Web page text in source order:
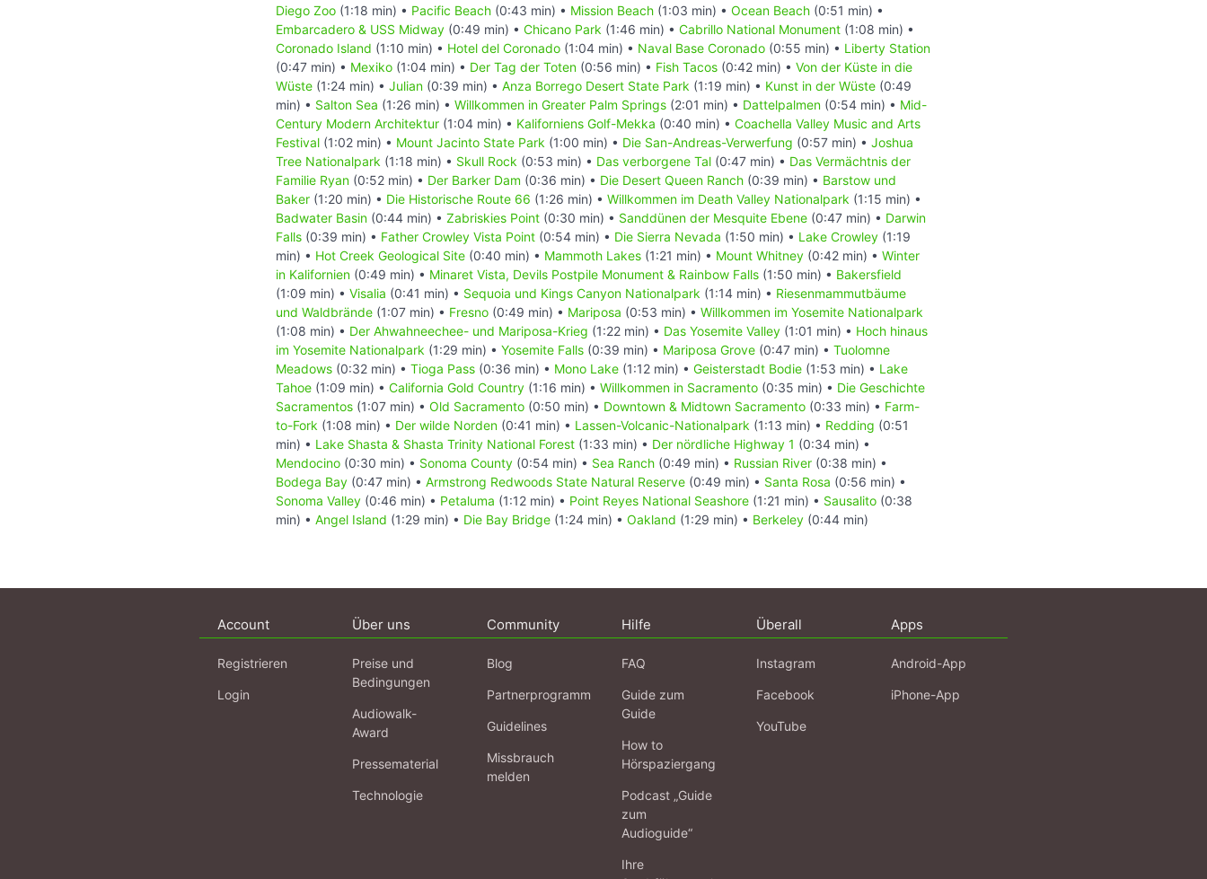
Diego Zoo (1:18 min) • Pacific Beach (0:43 min) • Mission Beach (1:03 min) • Ocean Beach (0:51 min) •
Embarcadero & USS Midway (0:49 min) • Chicano Park (1:46 min) • Cabrillo National Monument (1:08 min) •
Coronado Island (1:10 min) • Hotel del Coronado (1:04 min) • Naval Base Coronado (0:55 min) • Liberty Station
(0:47 min) • Mexiko (1:04 min) • Der Tag der Toten (0:56 min) • Fish Tacos (0:42 min) • Von der Küste in die
Wüste (1:24 min) • Julian (0:39 min) • Anza Borrego Desert State Park (1:19 min) • Kunst in der Wüste (0:49
min) • Salton Sea (1:26 min) • Willkommen in Greater Palm Springs (2:01 min) • Dattelpalmen (0:54 min) • Mid-
Century Modern Architektur (1:04 min) • Kaliforniens Golf-Mekka (0:40 min) • Coachella Valley Music and Arts
Festival (1:02 min) • Mount Jacinto State Park (1:00 min) • Die San-Andreas-Verwerfung (0:57 min) • Joshua
Tree Nationalpark (1:18 min) • Skull Rock (0:53 min) • Das verborgene Tal (0:47 min) • Das Vermächtnis der
Familie Ryan (0:52 min) • Der Barker Dam (0:36 min) • Die Desert Queen Ranch (0:39 min) • Barstow und
Baker (1:20 min) • Die Historische Route 66 (1:26 min) • Willkommen im Death Valley Nationalpark (1:15 min) •
Badwater Basin (0:44 min) • Zabriskies Point (0:30 min) • Sanddünen der Mesquite Ebene (0:47 min) • Darwin
Falls (0:39 min) • Father Crowley Vista Point (0:54 min) • Die Sierra Nevada (1:50 min) • Lake Crowley (1:19
min) • Hot Creek Geological Site (0:40 min) • Mammoth Lakes (1:21 min) • Mount Whitney (0:42 min) • Winter
in Kalifornien (0:49 min) • Minaret Vista, Devils Postpile Monument & Rainbow Falls (1:50 min) • Bakersfield
(1:09 min) • Visalia (0:41 min) • Sequoia und Kings Canyon Nationalpark (1:14 min) • Riesenmammutbäume
und Waldbrände (1:07 min) • Fresno (0:49 min) • Mariposa (0:53 min) • Willkommen im Yosemite Nationalpark
(1:08 min) • Der Ahwahneechee- und Mariposa-Krieg (1:22 min) • Das Yosemite Valley (1:01 min) • Hoch hinaus
im Yosemite Nationalpark (1:29 min) • Yosemite Falls (0:39 min) • Mariposa Grove (0:47 min) • Tuolomne
Meadows (0:32 min) • Tioga Pass (0:36 min) • Mono Lake (1:12 min) • Geisterstadt Bodie (1:53 min) • Lake
Tahoe (1:09 min) • California Gold Country (1:16 min) • Willkommen in Sacramento (0:35 min) • Die Geschichte
Sacramentos (1:07 min) • Old Sacramento (0:50 min) • Downtown & Midtown Sacramento (0:33 min) • Farm-
to-Fork (1:08 min) • Der wilde Norden (0:41 min) • Lassen-Volcanic-Nationalpark (1:13 min) • Redding (0:51
min) • Lake Shasta & Shasta Trinity National Forest (1:33 min) • Der nördliche Highway 1 (0:34 min) •
Mendocino (0:30 min) • Sonoma County (0:54 min) • Sea Ranch (0:49 min) • Russian River (0:38 min) •
Bodega Bay (0:47 min) • Armstrong Redwoods State Natural Reserve (0:49 min) • Santa Rosa (0:56 min) •
Sonoma Valley (0:46 min) • Petaluma (1:12 min) • Point Reyes National Seashore (1:21 min) • Sausalito (0:38
min) • Angel Island (1:29 min) • Die Bay Bridge (1:24 min) • Oakland (1:29 min) • Berkeley (0:44 min)
Account
Registrieren
Login
Über uns
Preise und
Bedingungen
Audiowalk-
Award
Pressematerial
Technologie
Community
Blog
Partnerprogramm
Guidelines
Missbrauch
melden
Hilfe
FAQ
Guide zum
Guide
How to
Hörspaziergang
Podcast „Guide
zum
Audioguide“
Ihre
Überall
Instagram
Facebook
YouTube
Apps
Android-App
iPhone-App